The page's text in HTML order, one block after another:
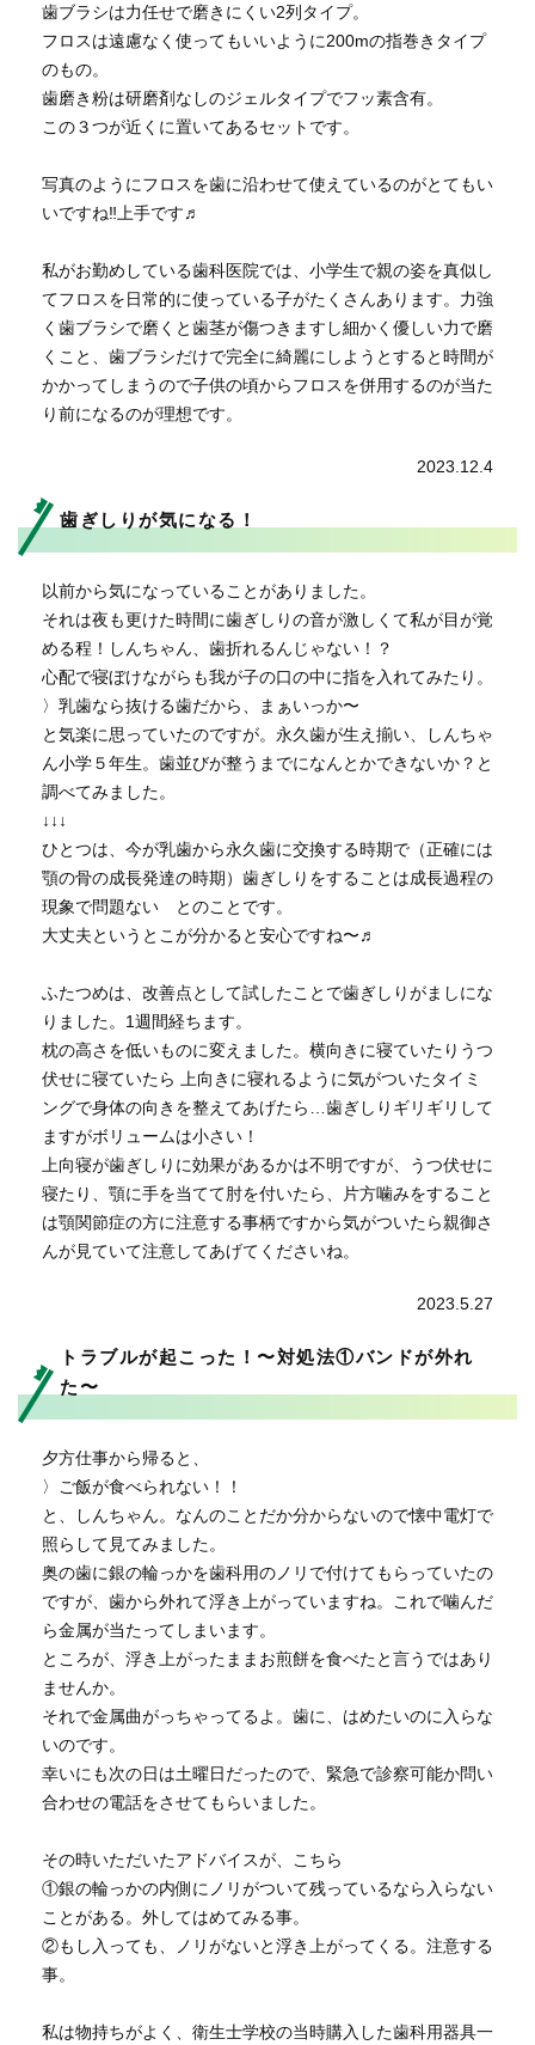
歯ブラシは力任せで磨きにくい2列タイプ。
フロスは遠慮なく使ってもいいように200mの指巻きタイプ
のもの。
歯磨き粉は研磨剤なしのジェルタイプでフッ素含有。
この３つが近くに置いてあるセットです。
写真のようにフロスを歯に沿わせて使えているのがとてもい
いですね‼︎上手です♬
私がお勤めしている歯科医院では、小学生で親の姿を真似し
てフロスを日常的に使っている子がたくさんあります。力強
く歯ブラシで磨くと歯茎が傷つきますし細かく優しい力で磨
くこと、歯ブラシだけで完全に綺麗にしようとすると時間が
かかってしまうので子供の頃からフロスを併用するのが当た
り前になるのが理想です。
2023.12.4
歯ぎしりが気になる！
以前から気になっていることがありました。
それは夜も更けた時間に歯ぎしりの音が激しくて私が目が覚
める程！しんちゃん、歯折れるんじゃない！？
心配で寝ぼけながらも我が子の口の中に指を入れてみたり。
〉乳歯なら抜ける歯だから、まぁいっか〜
と気楽に思っていたのですが。永久歯が生え揃い、しんちゃ
ん小学５年生。歯並びが整うまでになんとかできないか？と
調べてみました。
↓↓↓
ひとつは、今が乳歯から永久歯に交換する時期で（正確には
顎の骨の成長発達の時期）歯ぎしりをすることは成長過程の
現象で問題ない とのことです。
大丈夫というとこが分かると安心ですね〜♬
ふたつめは、改善点として試したことで歯ぎしりがましにな
りました。1週間経ちます。
枕の高さを低いものに変えました。横向きに寝ていたりうつ
伏せに寝ていたら 上向きに寝れるように気がついたタイミ
ングで身体の向きを整えてあげたら…歯ぎしりギリギリして
ますがボリュームは小さい！
上向寝が歯ぎしりに効果があるかは不明ですが、うつ伏せに
寝たり、顎に手を当てて肘を付いたら、片方噛みをすること
は顎関節症の方に注意する事柄ですから気がついたら親御さ
んが見ていて注意してあげてくださいね。
2023.5.27
トラブルが起こった！〜対処法①バンドが外れ
た〜
夕方仕事から帰ると、
〉ご飯が食べられない！！
と、しんちゃん。なんのことだか分からないので懐中電灯で
照らして見てみました。
奥の歯に銀の輪っかを歯科用のノリで付けてもらっていたの
ですが、歯から外れて浮き上がっていますね。これで噛んだ
ら金属が当たってしまいます。
ところが、浮き上がったままお煎餅を食べたと言うではあり
ませんか。
それで金属曲がっちゃってるよ。歯に、はめたいのに入らな
いのです。
幸いにも次の日は土曜日だったので、緊急で診察可能か問い
合わせの電話をさせてもらいました。
その時いただいたアドバイスが、こちら
①銀の輪っかの内側にノリがついて残っているなら入らない
ことがある。外してはめてみる事。
②もし入っても、ノリがないと浮き上がってくる。注意する
事。
私は物持ちがよく、衛生士学校の当時購入した歯科用器具一